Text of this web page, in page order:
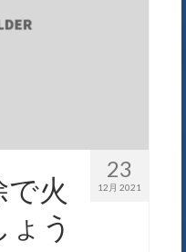
23
12月 2021
火
う